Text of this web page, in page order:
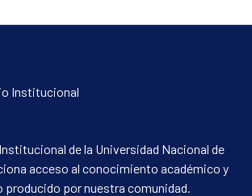
Institucional
de la Universidad Nacional de
acceso al conocimiento académico y
por nuestra comunidad.